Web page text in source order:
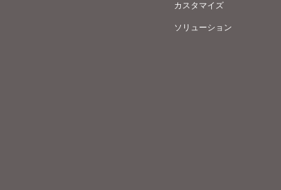
カスタマイズ
ソリューション